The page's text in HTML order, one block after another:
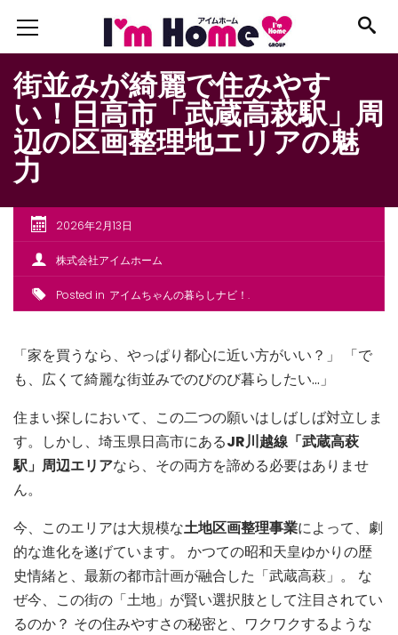
街並みが綺麗で住みやす
い！日高市「武蔵高萩駅」周
辺の区画整理地エリアの魅
力
2026年2月13日
株式会社アイムホーム
Posted in アイムちゃんの暮らしナビ！
「家を買うなら、やっぱり都心に近い方がいい？」 「で
も、広くて綺麗な街並みでのびのび暮らしたい…」
住まい探しにおいて、この二つの願いはしばしば対立しま
す。しかし、埼玉県日高市にあるJR川越線「武蔵高萩
駅」周辺エリアなら、その両方を諦める必要はありませ
ん。
今、このエリアは大規模な土地区画整理事業によって、劇
的な進化を遂げています。 かつての昭和天皇ゆかりの歴
史情緒と、最新の都市計画が融合した「武蔵高萩」。 な
ぜ今、この街の「土地」が賢い選択肢として注目されてい
るのか？ その住みやすさの秘密と、ワクワクするような